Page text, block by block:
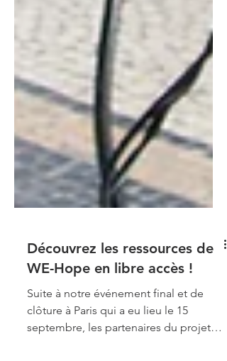
Découvrez les ressources de
WE-Hope en libre accès !